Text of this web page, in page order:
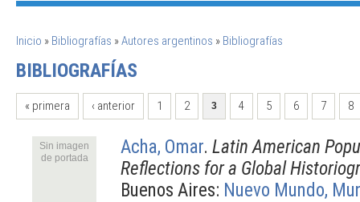
SE ENCUENTRA USTED AQUÍ
Inicio » Bibliografías »Autores argentinos » Bibliografías
BIBLIOGRAFÍAS
PÁGINAS
« primera ‹ anterior 1 2 3 4 5 6 7 8
Sin imagen
de portada
Acha, Omar. Latin American
Reflections for a Global
Buenos Aires: Nuevo Mundo,